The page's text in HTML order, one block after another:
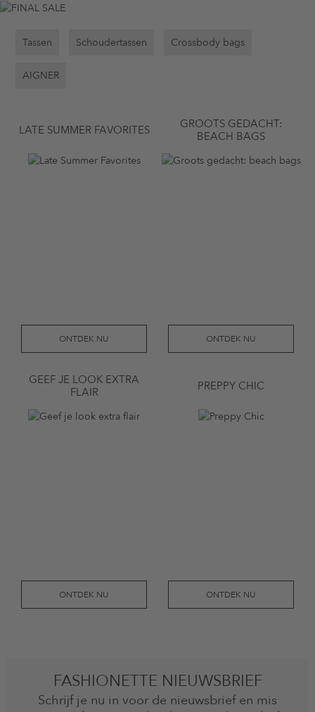
Tassen Schoudertassen Crossbody bags
AIGNER
LATE SUMMER FAVORITES
ONTDEK NU
GROOTS GEDACHT:
BEACH BAGS
ONTDEK NU
GEEF JE LOOK EXTRA
FLAIR
ONTDEK NU
PREPPY CHIC
ONTDEK NU
FASHIONETTE NIEUWSBRIEF
Schrijf je nu in voor de nieuwsbrief en mis